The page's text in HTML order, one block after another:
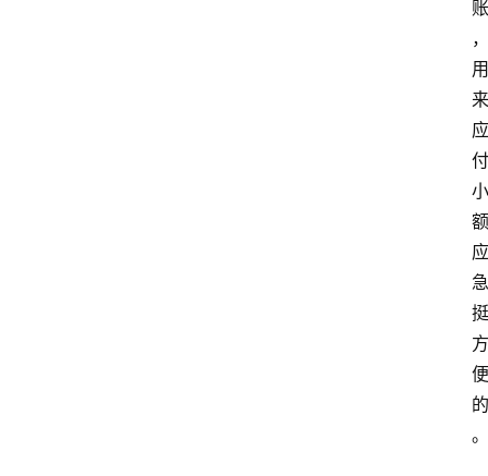
账
，
用
来
应
付
小
额
应
急
挺
方
便
的
。